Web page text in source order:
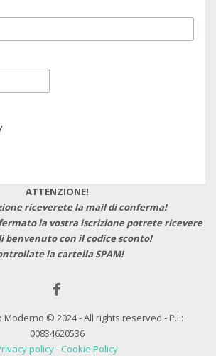
ATTENZIONE!
riceverete la mail di conferma!
la vostra iscrizione potrete ricevere
benvenuto con il codice sconto!
la cartella SPAM!
Moderno © 2024 - All rights reserved - P.I.:
00834620536
policy- Cookie Policy